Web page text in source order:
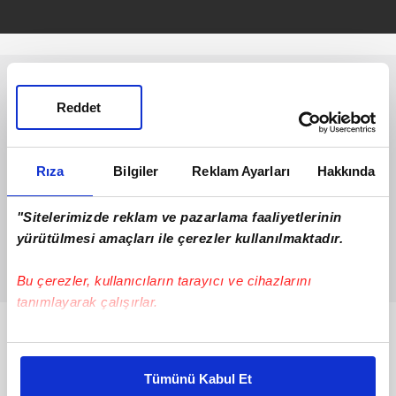
Rıza Bilgiler Reklam Ayarları Hakkında
"Sitelerimizde reklam ve pazarlama faaliyetlerinin
yürütülmesi amaçları ile çerezler kullanılmaktadır.
Bu çerezler, kullanıcıların tarayıcı ve cihazlarını
tanımlayarak çalışırlar.
Bu çerezlere izin vermeniz halinde sizlere özel
daha iyi reklam deneyimi yaşatabiliriz. Bunu yaparken
Tümünü Kabul Et
Reddet
Bunlar da Var